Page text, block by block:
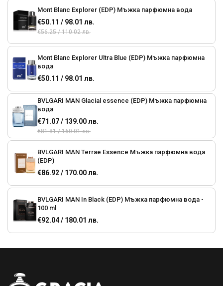
Mont Blanc Explorer (EDP) Мъжка парфюмна вода
€50.11 / 98.01 лв.
€56.25 / 110.02 лв.
Mont Blanc Explorer Ultra Blue (EDP) Мъжка парфюмна
вода
€50.11 / 98.01 лв.
BVLGARI MAN Glacial essence (EDP) Мъжка парфюмна
вода
€71.07 / 139.00 лв.
€81.81 / 160.01 лв.
BVLGARI MAN Terrae Essence Мъжка парфюмна вода
(EDP)
€86.92 / 170.00 лв.
BVLGARI MAN In Black (EDP) Мъжка парфюмна вода -
100 ml
€92.04 / 180.01 лв.
BVLGARI AQVA Pour Homme (EDT) Мъжка тоалетна